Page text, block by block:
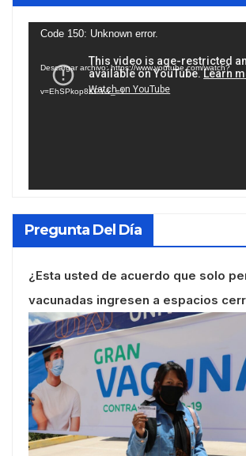
Reproductor
vídeo
Code 150: Unknown error.
Descargar archivo: https://www.youtube.com/watch?
v=EhSPkop8KPY&_=1
Pregunta Del Día
¿Esta usted de acuerdo que solo
vacunadas ingresen a espacios